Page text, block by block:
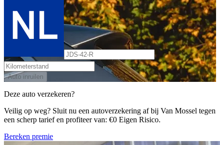
Auto inruilen
Deze auto verzekeren?
Veilig op weg? Sluit nu een autoverzekering af bij Van Mossel tegen
een scherp tarief en profiteer van: €0 Eigen Risico.
Bereken premie